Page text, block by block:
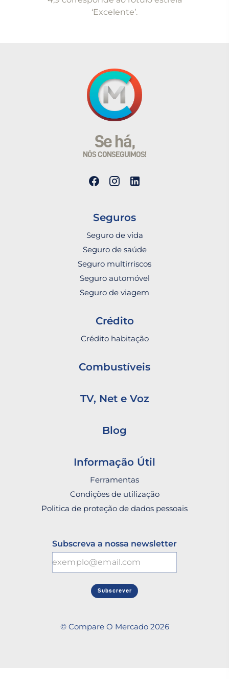
‘Excelente’.
Se há,
NÓS CONSEGUIMOS!
Seguros
Seguro de vida
Seguro de saúde
Seguro multirriscos
Seguro automóvel
Seguro de viagem
Crédito
Crédito habitação
Combustíveis
TV, Net e Voz
Blog
Informação Útil
Ferramentas
Condições de utilização
Politica de proteção de dados pessoais
Subscreva a nossa newsletter
Subscrever
© Compare O Mercado 2026